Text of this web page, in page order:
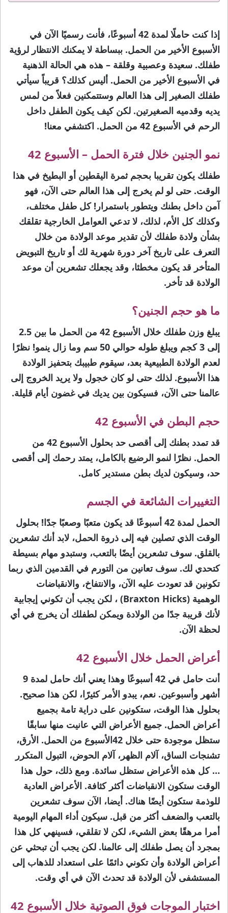
إذا كنت حاملًا لمدة 42 أسبوعًا، فأنت رسميًا الآن في
الأسبوع الأخير من الحمل. ببساطة لا يمكنك الانتظار لرؤية
طفلك. سعيدة وعصبية وقلقة – هذه هي الحالة الذهنية
في الأسبوع الأخير من الحمل. أليس كذلك؟ قريباً سيأتي
طفلك الصغير إلى هذا العالم وستتمكنين فعلاً من لمس
يديه وقدميه الصغيرتين. لكن كيف يكون الطفل داخل
الرحم في الأسبوع 42 من الحمل. اكتشفي معنا!
نمو الجنين خلال فترة الحمل – الأسبوع 42
طفلك يكون تقريبا بحجم ثمرة اليقطين أو البطيخ في هذا
الوقت. حتى لو لم يخرج إلى هذا العالم حتى الآن، فهو
آمن داخل بطنك ويتطور باستمرار! كل طفل مختلف،
وكذلك كل الأم، لذلك، لا تدعي العوامل الخارجية تقلقك
بشأن ولادة طفلك لأن تقدير موعد الولادة من خلال
التعرف على تاريخ آخر دورة شهرية لك أو تاريخ التبويض
المتأخر قد يكون مخطئا، وقد يجعلك تشعرين أن موعد
الولادة قد تأخر.
ما هو حجم الجنين؟
يبلغ وزن طفلك خلال الأسبوع 42 من الحمل ما بين 2.5
إلى 3 كجم ويبلغ طوله حوالي 50 سم وما زال ينمو! نظرًا
لعدم الولادة الطبيعية بعد، سيقوم طبيبك بتحفيز الولادة
هذا الأسبوع. لذلك حتى لو كان خجول ولا يريد الخروج إلى
عالمنا حتى الآن، فسيكون بين يديك في غضون أيام قليلة.
حجم البطن في الأسبوع 42
قد تمدد بطنك إلى أقصى حد بحلول الأسبوع 42 من
الحمل. نظرًا لنمو الرضيع بالكامل، يمتد رحمك إلى أقصى
حد، وسيكون لديك بطن مستدير كامل.
التغييرات الشائعة في الجسم
الحمل لمدة 42 أسبوعًا قد يكون متعبًا وصعبًا جدًا! بحلول
الوقت الذي تصلين فيه إلى ذروة الحمل، لابد أنك تشعرين
بالقلق. سوف تشعرين أيضًا بالتعب، وستبدو مهام بسيطة
كتحدي لك. سوف تعانين من التورم في القدمين الذي ربما
تكونين قد تعودت عليه الآن، والانتفاخ، والانقباضات
الوهمية (Braxton Hicks) ، لكن يجب أن تكوني إيجابية
لأنك قريبة جدًا من الولادة ويمكن لطفلك أن يخرج في أي
لحظة الآن.
أعراض الحمل خلال الأسبوع 42
أنت حامل في 42 أسبوعًا وهذا يعني أنك حامل لمدة 9
أشهر وأسبوعين. نعم، يبدو الأمر كثيرًا، لكن هذا صحيح.
بحلول هذا الوقت، ستكونين على دراية تامة بجميع
أعراض الحمل. جميع الأعراض التي عانيت منها سابقًا
ستظل موجودة حتى خلال 42الأسبوع من الحمل. الأرق،
تشنجات الساق، آلام الظهر، آلام الحوض، التبول المتكرر
… كل هذه الأعراض ستظل سائدة. ومع ذلك، حول هذا
الوقت ستكون الانقباضات أكثر كثافة. الأعراض العادية
للوذمة ستكون أيضًا هناك. أيضا، الآن سوف تشعرين
بالتعب والضعف أكثر من قبل. سيكون أداء المهام اليومية
أمرا مرهقًا بعض الشيء، لكن لا تقلقي، فسينهي كل هذا
بمجرد أن يصل طفلك إلى عالمنا. لكن يجب أن تبحثي عن
أعراض الولادة وأن تكوني دائمًا على استعداد للذهاب إلى
المستشفى لأن الولادة قد تحدث الآن في أي وقت.
اختبار الموجات فوق الصوتية خلال الأسبوع 42